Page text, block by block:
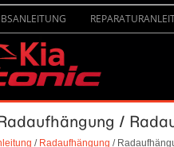
/
/ Radaufhängung /